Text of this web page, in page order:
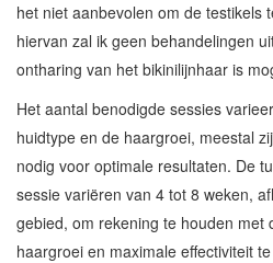
het niet aanbevolen om de testikels
hiervan zal ik geen behandelingen
ontharing van het bikinilijnhaar is
Het aantal benodigde sessies
huidtype en de haargroei, meestal
nodig voor optimale resultaten. De
sessie variëren van 4 tot 8 weken,
gebied, om rekening te houden met
haargroei en maximale effectiviteit